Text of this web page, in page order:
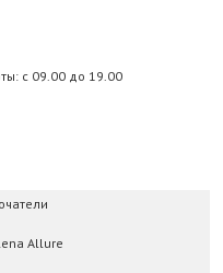
с 09.00 до 19.00
Allure